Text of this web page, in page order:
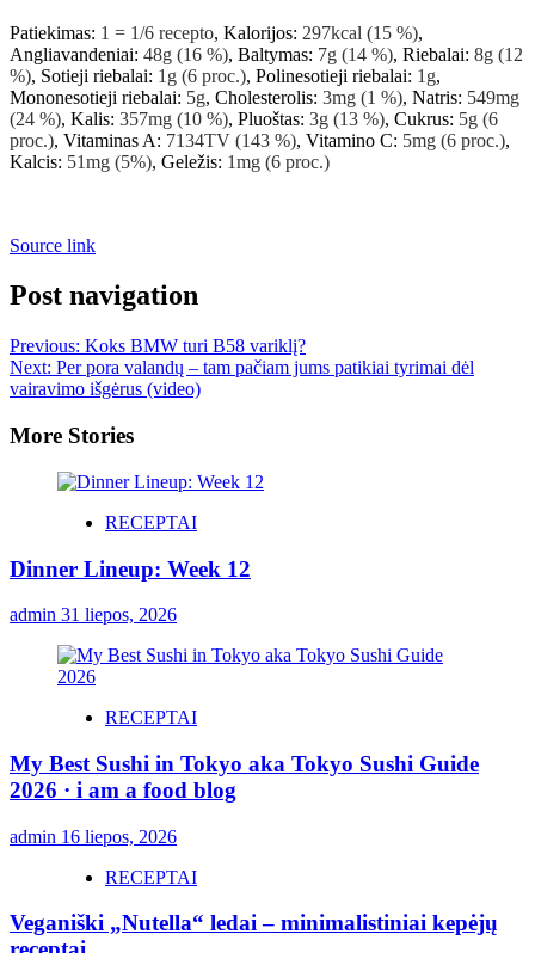
Patiekimas: 1 = 1/6 recepto, Kalorijos: 297kcal (15 %),
Angliavandeniai: 48g (16 %), Baltymas: 7g (14 %), Riebalai: 8g (12
%), Sotieji riebalai: 1 g (6 proc.), Polinesotieji riebalai: 1 g,
Mononesotieji riebalai: 5g, Cholesterolis: 3mg (1 %), Natris: 549mg
(24 %), Kalis: 357mg (10 %), Pluoštas: 3g (13 %), Cukrus: 5g (6
proc.), Vitaminas A: 7134TV (143 %), Vitamino C: 5mg (6 proc.),
Kalcis: 51mg (5%), Geležis: 1mg (6 proc.)
Source link
Post navigation
Previous: Koks BMW turi B58 variklį?
Next: Per pora valandų – tam pačiam jums patikiai tyrimai dėl
vairavimo išgėrus (video)
More Stories
RECEPTAI
Dinner Lineup: Week 12
admin 31 liepos, 2026
RECEPTAI
My Best Sushi in Tokyo aka Tokyo Sushi Guide
2026 · i am a food blog
admin 16 liepos, 2026
RECEPTAI
Veganiški „Nutella“ ledai – minimalistiniai kepėjų